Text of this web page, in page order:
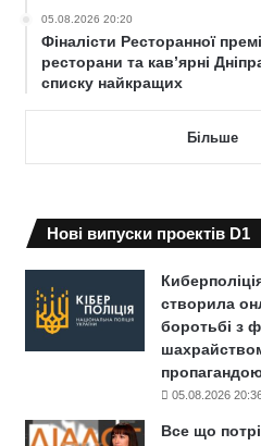
05.08.2026 20:20
Фіналісти Ресторанної
ресторани та кав’ярні
списку найкращих
Більше
Нові випуски проектів D1
створила
боротьбі з
05.08.2026
Все що